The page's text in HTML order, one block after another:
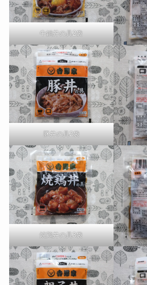
牛鍋丼の具2袋
豚丼の具2袋
焼鶏丼の具3袋